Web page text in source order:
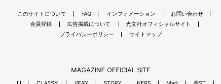
このサイトについて FAQ インフォメーション
お問い合わせ
会員登録
広告掲載について
光文社オフィシャルサイト
プライバシーポリシー
サイトマップ
MAGAZINE OFFICIAL SITE